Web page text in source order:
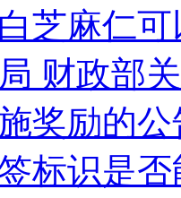
芝麻仁
财政部
奖励的公
标识是